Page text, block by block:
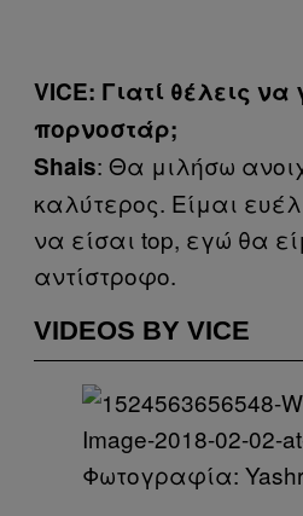
VICE: Γιατί θέλεις να
πορνοστάρ;
Shais: Θα μιλήσω
καλύτερος. Είμαι
να είσαι top, εγώ θα
αντίστροφο.
VIDEOS BY VICE
Φωτογραφία: